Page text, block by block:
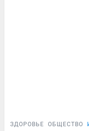
ЗДОРОВЬЕ ОБЩЕСТВО